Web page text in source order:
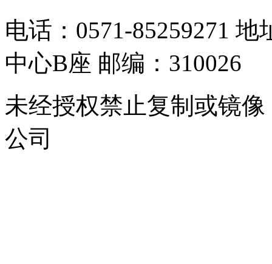
电话：0571-85259271
中心B座 邮编：310026
未经授权禁止复制或镜
公司